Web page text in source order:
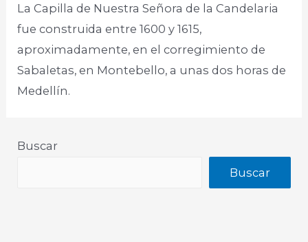
La Capilla de Nuestra Señora de la Candelaria
fue construida entre 1600 y 1615,
aproximadamente, en el corregimiento de
Sabaletas, en Montebello, a unas dos horas de
Medellín.
Buscar
Buscar